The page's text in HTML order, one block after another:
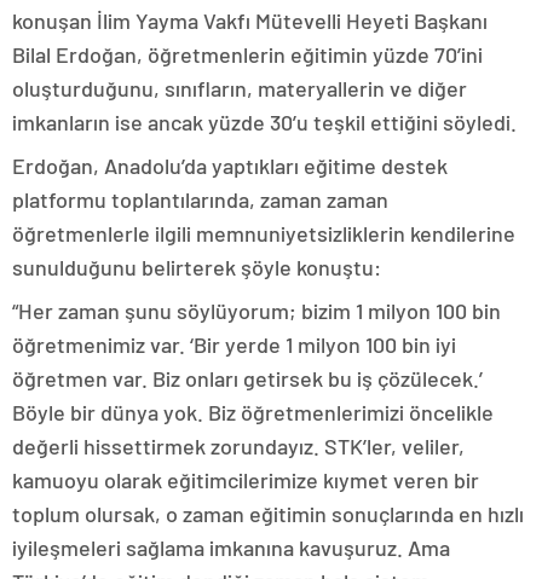
konuşan İlim Yayma Vakfı Mütevelli Heyeti Başkanı
Bilal Erdoğan, öğretmenlerin eğitimin yüzde 70’ini
oluşturduğunu, sınıfların, materyallerin ve diğer
imkanların ise ancak yüzde 30’u teşkil ettiğini söyledi.
Erdoğan, Anadolu’da yaptıkları eğitime destek
platformu toplantılarında, zaman zaman
öğretmenlerle ilgili memnuniyetsizliklerin kendilerine
sunulduğunu belirterek şöyle konuştu:
“Her zaman şunu söylüyorum; bizim 1 milyon 100 bin
öğretmenimiz var. ‘Bir yerde 1 milyon 100 bin iyi
öğretmen var. Biz onları getirsek bu iş çözülecek.’
Böyle bir dünya yok. Biz öğretmenlerimizi öncelikle
değerli hissettirmek zorundayız. STK’ler, veliler,
kamuoyu olarak eğitimcilerimize kıymet veren bir
toplum olursak, o zaman eğitimin sonuçlarında en hızlı
iyileşmeleri sağlama imkanına kavuşuruz. Ama